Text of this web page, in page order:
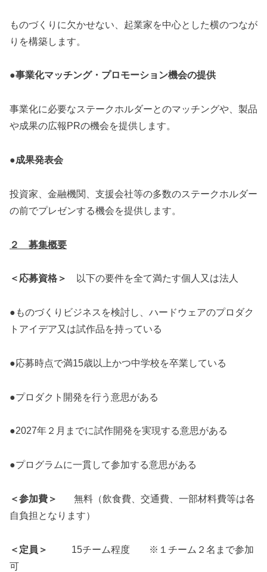
ものづくりに欠かせない、起業家を中心とした横のつなが
りを構築します。
●事業化マッチング・プロモーション機会の提供
事業化に必要なステークホルダーとのマッチングや、製品
や成果の広報PRの機会を提供します。
●成果発表会
投資家、金融機関、支援会社等の多数のステークホルダー
の前でプレゼンする機会を提供します。
２ 募集概要
＜応募資格＞ 以下の要件を全て満たす個人又は法人
●ものづくりビジネスを検討し、ハードウェアのプロダク
トアイデア又は試作品を持っている
●応募時点で満15歳以上かつ中学校を卒業している
●プロダクト開発を行う意思がある
●2027年２月までに試作開発を実現する意思がある
●プログラムに一貫して参加する意思がある
＜参加費＞ 無料（飲食費、交通費、一部材料費等は各
自負担となります）
＜定員＞ 15チーム程度 ※１チーム２名まで参加
可